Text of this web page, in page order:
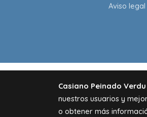
Aviso legal
Casiano Peinado Verdu
nuestros usuarios y
o obtener más